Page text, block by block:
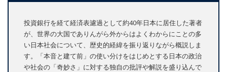
投資銀行を経て経済表濾過として約40年日本に居住した著者
が、世界の大国でありんがら外からはよくわからにことの多
い日本社会について、歴史的経緯を振り返りながら概説しま
す。「本音と建て前」の使い分けをはじめとする日本の政治
や社会の「奇妙さ」に対する独自の批評や解説を盛り込んで